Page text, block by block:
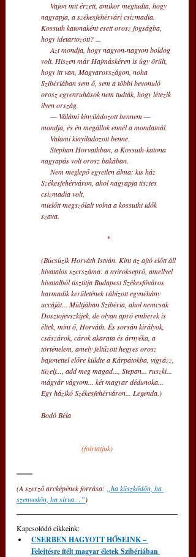
nagyapja, a székesfehérvári csizmadia.
Kossuth katonaként esett orosz fogságba,
hogy idetartozott? ...
volt. Hiszen már Hajmáskéren is úgy örült,
hogy itt van, Magyarországon, noha
Szibériában sem ő, sem a többi bevonuló
orosz egyenruhások nem tudták, hogy létezik
ilyen ország.
mondja, és én megállok ennél a mondatnál.
     Valami kinyiladozott benne.
nagyapás volt orosz bakában.
Székesfehérváron, ahol nagyapja tisztes
csizmadia volt,
mielőtt megszólalt volna a kossuthi idők
szava.
*
(Búcsúzik Horváth István. Kint az ajtó előtt áll
hivatalos szerszáma: a nyirokseprő, amellyel
hivatalból tisztítja Budapest Székesfőváros
harmadik kerületének rábízott egynéhány
uccáját... Múltjában Szibéria, ahol nemcsak
Dosztojevszkijek, de olyan apró emberek is
éltek, mint ő, Horváth. És sorsán királyok,
császárok, cárok akarata és árnyéka, a
történelem, amely feltűzött hegyes orosz
bajonettel előre küldte a Kárpátokba, vigyázz,
tüzelj..., add meg magad..., Stepan... ruszki...
mágyár vágyom... két magyar dédunoka...
Egy házikó Székesfehérváron... Legenda.)
Bodó Béla
(folytatjuk)
(A szerző arcképének forrása:
„ha küszködőn, ha
szenvedőn, ha sírva…”)
Kapcsolódó cikkeink:
CSERBEN HAGYOTT HŐSEINK –
Felejtésre ítélt magyar életek Szibériában